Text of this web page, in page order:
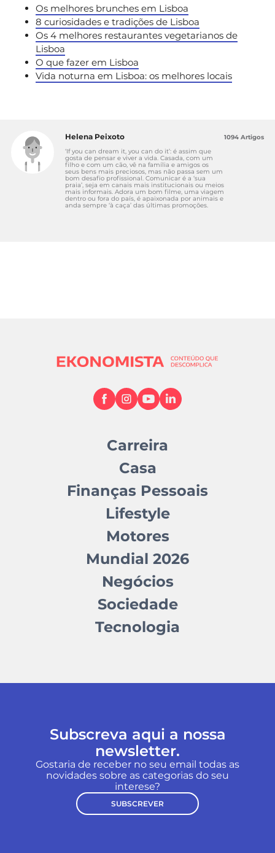
Os melhores brunches em Lisboa
8 curiosidades e tradições de Lisboa
Os 4 melhores restaurantes vegetarianos de
Lisboa
O que fazer em Lisboa
Vida noturna em Lisboa: os melhores locais
Helena Peixoto
‘If you can dream it, you can do it’: é assim que
gosta de pensar e viver a vida. Casada, com um
filho e com um cão, vê na família e amigos os
seus bens mais preciosos, mas não passa sem um
bom desafio profissional. Comunicar é a ‘sua
praia’, seja em canais mais institucionais ou meios
mais informais. Adora um bom filme, uma viagem
dentro ou fora do país, é apaixonada por animais e
anda sempre ‘à caça’ das últimas promoções.
1094 Artigos
Carreira
Casa
Finanças Pessoais
Lifestyle
Motores
Mundial 2026
Negócios
Sociedade
Tecnologia
Subscreva aqui a nossa
newsletter.
Gostaria de receber no seu email todas as
novidades sobre as categorias do seu
interese?
SUBSCREVER